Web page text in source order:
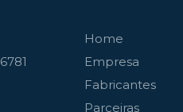
Home
Empresa
Fabricantes
Parceiras